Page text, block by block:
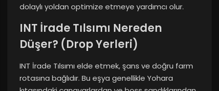
dolaylı yoldan optimize etmeye yardımcı olur.
INT İrade Tılsımı Nereden
Düşer? (Drop Yerleri)
INT İrade Tılsımı elde etmek, şans ve doğru farm
rotasına bağlıdır. Bu eşya genellikle Yohara